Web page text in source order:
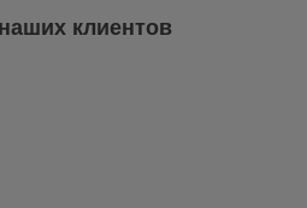
клиентов